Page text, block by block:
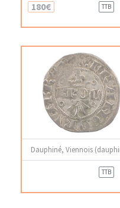
180€ TTB
Dauphiné, Viennois
TTB